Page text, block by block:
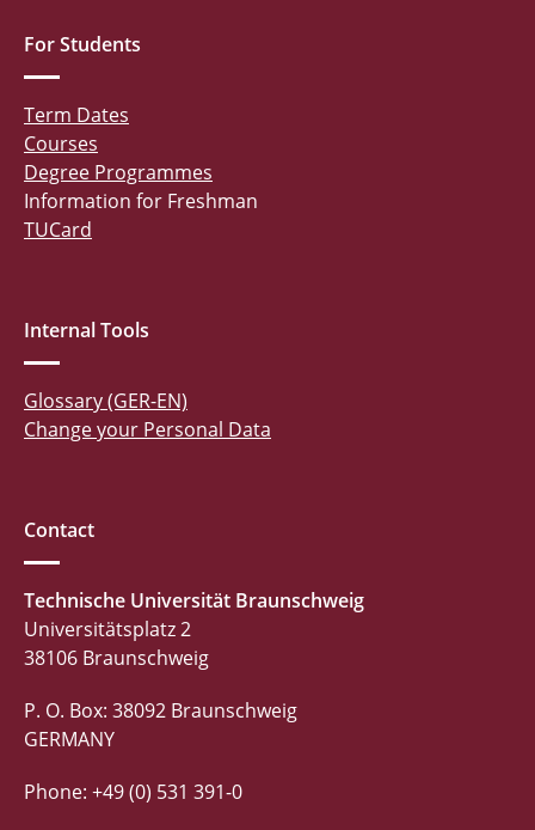
For Students
Term Dates
Courses
Degree Programmes
Information for Freshman
TUCard
Internal Tools
Glossary (GER-EN)
Change your Personal Data
Contact
Technische Universität Braunschweig
Universitätsplatz 2
38106 Braunschweig
P. O. Box: 38092 Braunschweig
GERMANY
Phone: +49 (0) 531 391-0